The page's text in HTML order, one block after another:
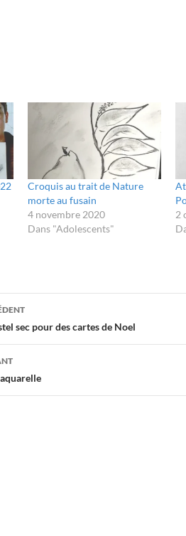
Croquis au trait de Nature
morte au fusain
4 novembre 2020
Dans "Adolescents"
2
sec pour des cartes de Noel